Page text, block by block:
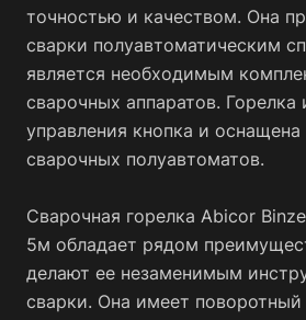
точностью и качеством. Она
сварки полуавтоматическим
является необходимым
сварочных аппаратов. Горелка
управления кнопка и оснащена
сварочных полуавтоматов.
Сварочная горелка Abicor
5м обладает рядом
делают ее незаменимым
сварки. Она имеет поворотный